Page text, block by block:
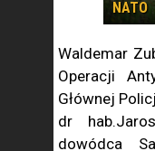
NATO
Waldemar
Operacji
Głównej
dr
dowódca